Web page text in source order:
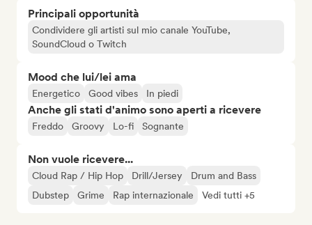
Principali opportunità
Condividere gli artisti sul mio canale YouTube,
SoundCloud o Twitch
Mood che lui/lei ama
Energetico Good vibes In piedi
Anche gli stati d'animo sono aperti a ricevere
Freddo Groovy Lo-fi Sognante
Non vuole ricevere...
Cloud Rap / Hip Hop Drill/Jersey
Drum and Bass
Dubstep
Grime Rap internazionale Vedi tutti +5